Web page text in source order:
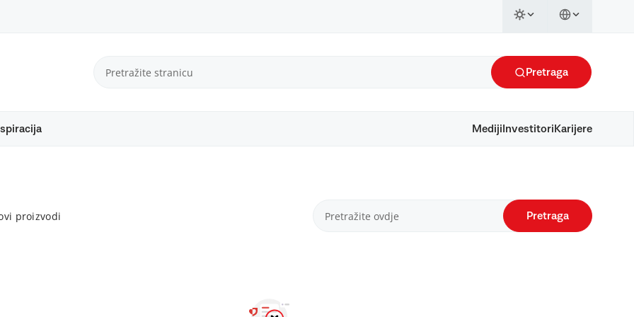
Pretraga
Mediji Investitori Karijere
proizvodi Pretraga